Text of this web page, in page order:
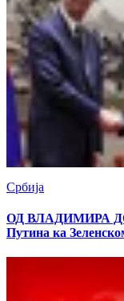
Србија
ОД ВЛАДИМИРА ДО
Путина ка